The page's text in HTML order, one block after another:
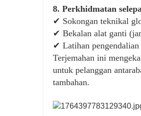
8. Perkhidmatan
✔ Sokongan teknikal
✔ Bekalan alat ganti
✔ Latihan
Terjemahan ini
untuk pelanggan
tambahan.